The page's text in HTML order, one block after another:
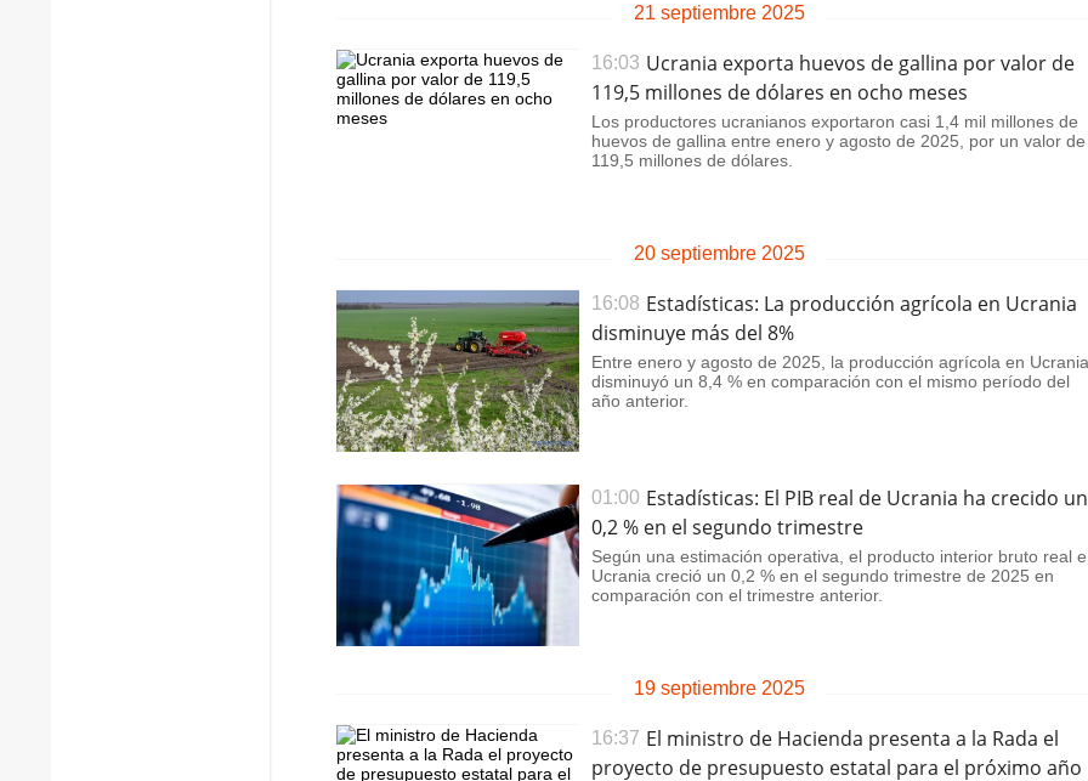
21 septiembre 2025
16:03 Ucrania exporta huevos de gallina por valor de
119,5 millones de dólares en ocho meses
Los productores ucranianos exportaron casi 1,4 mil millones de
huevos de gallina entre enero y agosto de 2025, por un valor de
119,5 millones de dólares.
20 septiembre 2025
16:08 Estadísticas: La producción agrícola en Ucrania
disminuye más del 8%
Entre enero y agosto de 2025, la producción agrícola en Ucrania
disminuyó un 8,4 % en comparación con el mismo período del
año anterior.
01:00 Estadísticas: El PIB real de Ucrania ha crecido un
0,2 % en el segundo trimestre
Según una estimación operativa, el producto interior bruto real
Ucrania creció un 0,2 % en el segundo trimestre de 2025 en
comparación con el trimestre anterior.
19 septiembre 2025
16:37 El ministro de Hacienda presenta a la Rada el
proyecto de presupuesto estatal para el próximo año